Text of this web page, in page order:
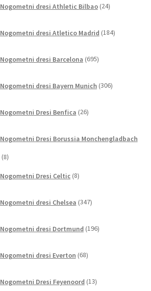
Nogometni dresi Athletic Bilbao 24izdelkov
Nogometni dresi Atletico Madrid 184izdelkov
Nogometni dresi Barcelona 695izdelkov
Nogometni dresi Bayern Munich 306izdelkov
Nogometni Dresi Benfica 26izdelkov
Nogometni Dresi Borussia Monchengladbach
88
Nogometni Dresi Celtic 8izdelkov
Nogometni dresi Chelsea 347izdelkov
Nogometni dresi Dortmund 196izdelkov
Nogometni dresi Everton 68izdelkov
Nogometni Dresi Feyenoord 13izdelkov